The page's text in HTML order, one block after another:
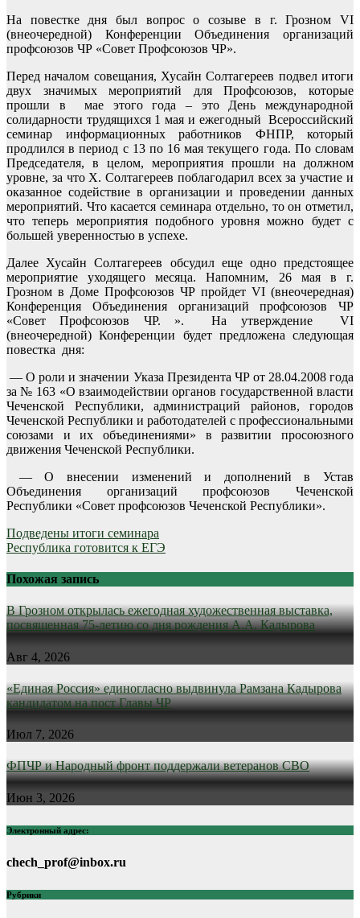
На повестке дня был вопрос о созыве в г. Грозном VI
(внеочередной) Конференции Объединения организаций
профсоюзов ЧР «Совет Профсоюзов ЧР».
Перед началом совещания, Хусайн Солтагереев подвел итоги
двух значимых мероприятий для Профсоюзов, которые
прошли в мае этого года – это День международной
солидарности трудящихся 1 мая и ежегодный Всероссийский
семинар информационных работников ФНПР, который
продлился в период с 13 по 16 мая текущего года. По словам
Председателя, в целом, мероприятия прошли на должном
уровне, за что Х. Солтагереев поблагодарил всех за участие и
оказанное содействие в организации и проведении данных
мероприятий. Что касается семинара отдельно, то он отметил,
что теперь мероприятия подобного уровня можно будет с
большей уверенностью в успехе.
Далее Хусайн Солтагереев обсудил еще одно предстоящее
мероприятие уходящего месяца. Напомним, 26 мая в г.
Грозном в Доме Профсоюзов ЧР пройдет VI (внеочередная)
Конференция Объединения организаций профсоюзов ЧР
«Совет Профсоюзов ЧР. ». На утверждение VI
(внеочередной) Конференции будет предложена следующая
повестка дня:
— О роли и значении Указа Президента ЧР от 28.04.2008 года
за № 163 «О взаимодействии органов государственной власти
Чеченской Республики, администраций районов, городов
Чеченской Республики и работодателей с профессиональными
союзами и их объединениями» в развитии просоюзного
движения Чеченской Республики.
— О внесении изменений и дополнений в Устав
Объединения организаций профсоюзов Чеченской
Республики «Совет профсоюзов Чеченской Республики».
Навигация
по
записям
Подведены итоги семинара
Республика готовится к ЕГЭ
Похожая запись
В Грозном открылась ежегодная художественная выставка,
посвященная 75-летию со дня рождения А.А. Кадырова
Авг 4, 2026
«Единая Россия» единогласно выдвинула Рамзана Кадырова
кандидатом на пост Главы ЧР
Июл 7, 2026
ФПЧР и Народный фронт поддержали ветеранов СВО
Июн 3, 2026
Электронный адрес:
chech_prof@inbox.ru
Рубрики